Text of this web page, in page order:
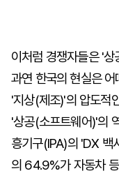
이처럼 경쟁자들은 '
과연 한국의 현실은
'지상(제조)'의 압도적
'상공(소프트웨어)'의
흥기구(IPA)의 'DX
의 64.9%가 자동차